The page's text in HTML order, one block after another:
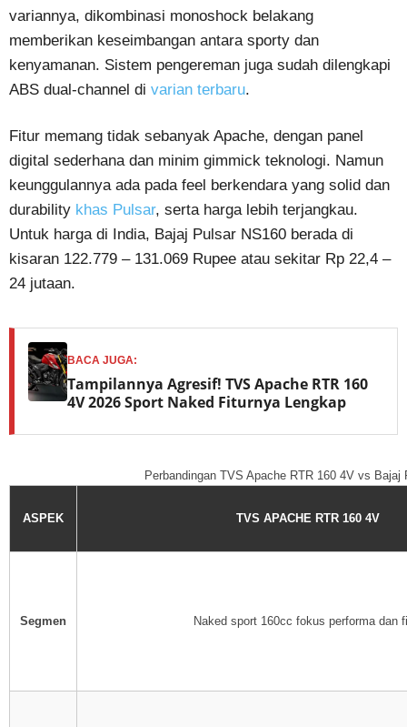
variannya, dikombinasi monoshock belakang
memberikan keseimbangan antara sporty dan
kenyamanan. Sistem pengereman juga sudah dilengkapi
ABS dual-channel di varian terbaru.
Fitur memang tidak sebanyak Apache, dengan panel
digital sederhana dan minim gimmick teknologi. Namun
keunggulannya ada pada feel berkendara yang solid dan
durability khas Pulsar, serta harga lebih terjangkau.
Untuk harga di India, Bajaj Pulsar NS160 berada di
kisaran 122.779 – 131.069 Rupee atau sekitar Rp 22,4 –
24 jutaan.
BACA JUGA:
Tampilannya Agresif! TVS Apache RTR 160
4V 2026 Sport Naked Fiturnya Lengkap
Perbandingan TVS Apache RTR 160 4V vs Bajaj
ASPEK TVS APACHE RTR 160 4V
Segmen Naked sport 160cc fokus performa dan